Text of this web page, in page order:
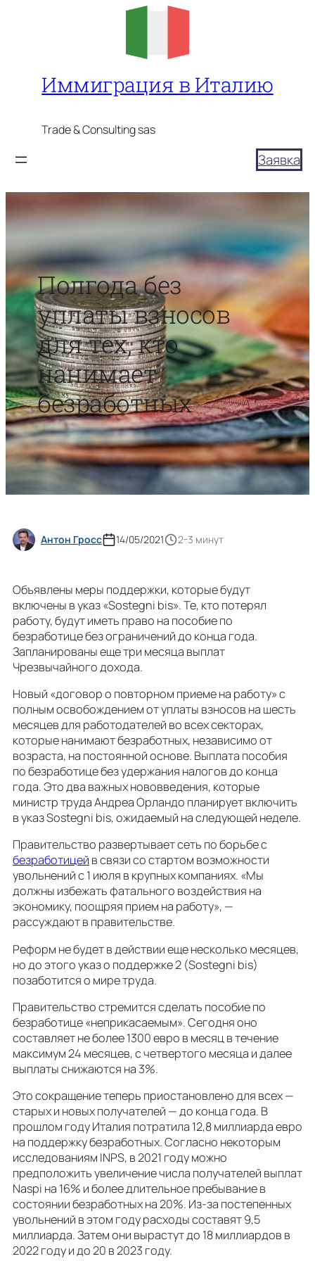
Иммиграция в Италию
Trade & Consulting sas
Заявка
Полгода без
уплаты взносов
для тех, кто
нанимает
безработных
Антон Гросс 14/05/2021 2-3 минут
Объявлены меры поддержки, которые будут
включены в указ «Sostegni bis». Те, кто потерял
работу, будут иметь право на пособие по
безработице без ограничений до конца года.
Запланированы еще три месяца выплат
Чрезвычайного дохода.
Новый «договор о повторном приеме на работу» с
полным освобождением от уплаты взносов на шесть
месяцев для работодателей во всех секторах,
которые нанимают безработных, независимо от
возраста, на постоянной основе. Выплата пособия
по безработице без удержания налогов до конца
года. Это два важных нововведения, которые
министр труда Андреа Орландо планирует включить
в указ Sostegni bis, ожидаемый на следующей неделе.
Правительство развертывает сеть по борьбе с
безработицей в связи со стартом возможности
увольнений с 1 июля в крупных компаниях. «Мы
должны избежать фатального воздействия на
экономику, поощряя прием на работу», —
рассуждают в правительстве.
Реформ не будет в действии еще несколько месяцев,
но до этого указ о поддержке 2 (Sostegni bis)
позаботится о мире труда.
Правительство стремится сделать пособие по
безработице «неприкасаемым». Сегодня оно
составляет не более 1300 евро в месяц в течение
максимум 24 месяцев, с четвертого месяца и далее
выплаты снижаются на 3%.
Это сокращение теперь приостановлено для всех —
старых и новых получателей — до конца года. В
прошлом году Италия потратила 12,8 миллиарда евро
на поддержку безработных. Согласно некоторым
исследованиям INPS, в 2021 году можно
предположить увеличение числа получателей выплат
Naspi на 16% и более длительное пребывание в
состоянии безработных на 20%. Из-за постепенных
увольнений в этом году расходы составят 9,5
миллиарда. Затем они вырастут до 18 миллиардов в
2022 году и до 20 в 2023 году.